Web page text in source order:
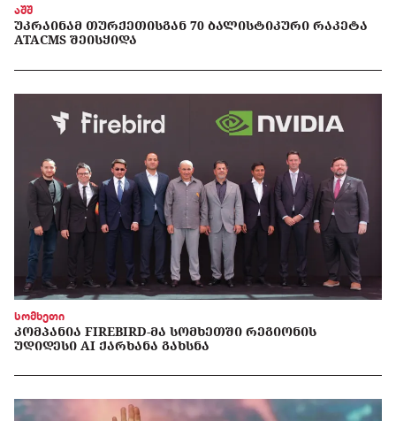
აშშ
ᲣᲙᲠᲐᲘᲜᲐᲛ ᲗᲣᲠᲥᲔᲗᲘᲡᲒᲐᲜ 70 ᲑᲐᲚᲘᲡᲢᲘᲙᲣᲠᲘ ᲠᲐᲙᲔᲢᲐ
ATACMS ᲨᲔᲘᲡᲧᲘᲓᲐ
სომხეთი
ᲙᲝᲛᲞᲐᲜᲘᲐ FIREBIRD-ᲛᲐ ᲡᲝᲛᲮᲔᲗᲨᲘ ᲠᲔᲒᲘᲝᲜᲘᲡ
ᲣᲓᲘᲓᲔᲡᲘ AI ᲥᲐᲠᲮᲐᲜᲐ ᲒᲐᲮᲡᲜᲐ